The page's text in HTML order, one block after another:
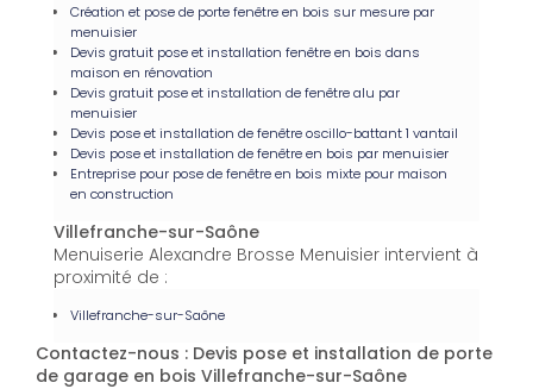
Création et pose de porte fenêtre en bois sur mesure par
menuisier
Devis gratuit pose et installation fenêtre en bois dans
maison en rénovation
Devis gratuit pose et installation de fenêtre alu par
menuisier
Devis pose et installation de fenêtre oscillo-battant 1 vantail
Devis pose et installation de fenêtre en bois par menuisier
Entreprise pour pose de fenêtre en bois mixte pour maison
en construction
Villefranche-sur-Saône
Menuiserie Alexandre Brosse Menuisier intervient à
proximité de :
Villefranche-sur-Saône
Contactez-nous : Devis pose et installation de porte
de garage en bois Villefranche-sur-Saône